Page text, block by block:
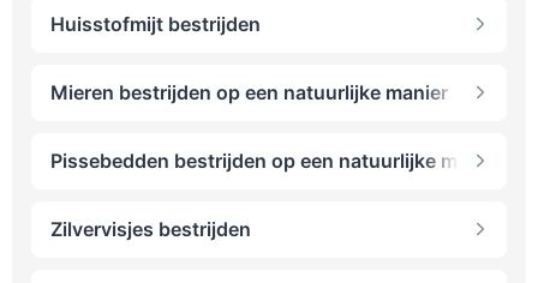
Huisstofmijt bestrijden
Mieren bestrijden op een natuurlijke manier
Pissebedden bestrijden op een natuurlijke manier
Zilvervisjes bestrijden